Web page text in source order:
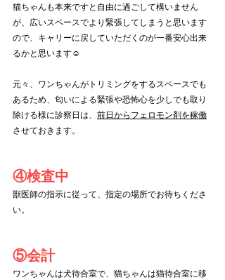
猫ちゃんも本来ですと自由に過ごして構いません
が、広いスペースでより緊張してしまうと思います
ので、キャリーに戻していただくのが一番安心出来
るかと思います☺️
元々、ワンちゃんがトリミングをするスペースでも
あるため、匂いによる緊張や恐怖心を少しでも取り
除ける様に診察日は、 前日からフェロモン剤を稼働
させておきます。
④検査中
獣医師の指示に従って、指定の場所でお待ちくださ
い。
⑤会計
ワンちゃんは犬待合室で、猫ちゃんは猫待合室に移